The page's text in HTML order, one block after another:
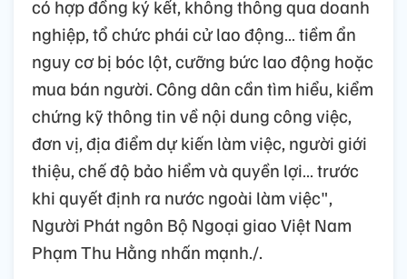
có hợp đồng ký kết, không thông qua doanh
nghiệp, tổ chức phái cử lao động… tiềm ẩn
nguy cơ bị bóc lột, cưỡng bức lao động hoặc
mua bán người. Công dân cần tìm hiểu, kiểm
chứng kỹ thông tin về nội dung công việc,
đơn vị, địa điểm dự kiến làm việc, người giới
thiệu, chế độ bảo hiểm và quyền lợi… trước
khi quyết định ra nước ngoài làm việc",
Người Phát ngôn Bộ Ngoại giao Việt Nam
Phạm Thu Hằng nhấn mạnh./.